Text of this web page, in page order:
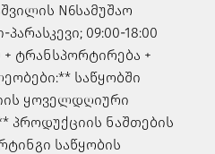
N6სამუშაო
09:00-18:00
+ ტრანსპორტირება +
** საწყობში
ყოველდღიური
პროდუქციის ნაშთების
საწყობის